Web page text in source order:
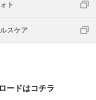
ト
スケア
ードはコチラ